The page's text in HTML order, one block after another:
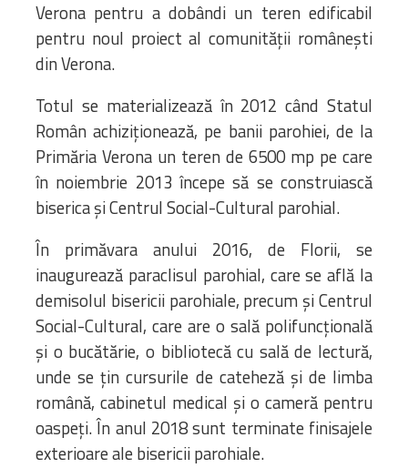
Verona pentru a dobândi un teren edificabil
pentru noul proiect al comunităţii româneşti
din Verona.
Totul se materializează în 2012 când Statul
Român achiziţionează, pe banii parohiei, de la
Primăria Verona un teren de 6500 mp pe care
în noiembrie 2013 începe să se construiască
biserica şi Centrul Social-Cultural parohial.
În primăvara anului 2016, de Florii, se
inaugurează paraclisul parohial, care se află la
demisolul bisericii parohiale, precum şi Centrul
Social-Cultural, care are o sală polifuncţională
şi o bucătărie, o bibliotecă cu sală de lectură,
unde se ţin cursurile de cateheză şi de limba
română, cabinetul medical şi o cameră pentru
oaspeţi. În anul 2018 sunt terminate finisajele
exterioare ale bisericii parohiale.